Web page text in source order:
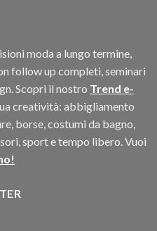
moda a lungo termine,
follow up completi, seminari
Scopri il nostro Trend e-
creatività: abbigliamento
borse, costumi da bagno,
sport e tempo libero. Vuoi